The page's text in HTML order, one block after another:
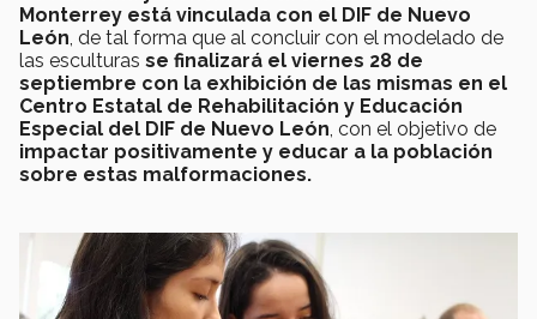
Monterrey está vinculada con el DIF de Nuevo
León, de tal forma que al concluir con el modelado de
las esculturas se finalizará el viernes 28 de
septiembre con la exhibición de las mismas en el
Centro Estatal de Rehabilitación y Educación
Especial del DIF de Nuevo León, con el objetivo de
impactar positivamente y educar a la población
sobre estas malformaciones.